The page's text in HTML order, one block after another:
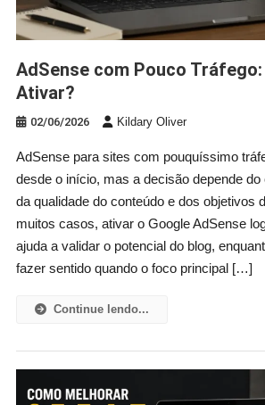
AdSense com Pouco Tráfego: Vale a Pena
Ativar?
02/06/2026 Kildary Oliver
AdSense para sites com pouquíssimo
desde o início, mas a decisão depende do
da qualidade do conteúdo e dos objetivos
muitos casos, ativar o Google AdSense
ajuda a validar o potencial do blog,
fazer sentido quando o foco principal […]
Continue lendo...